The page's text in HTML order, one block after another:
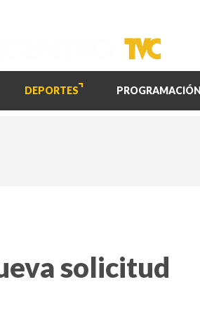
DEPORTES PROGRAMACIÓN
solicitud